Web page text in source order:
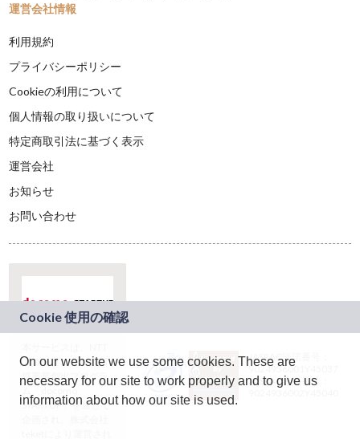
運営会社情報
利用規約
プライバシーポリシー
Cookieの利用について
個人情報の取り扱いについて
特定商取引法に基づく表示
運営会社
お知らせ
お問い合わせ
ドコモグループの新
規事業創出プログラ
ム「docomo
STARTUP」を通じて
JASRAC許諾番号：
9024936001Y45037
JASRAC許諾番号：
On our website we use some cookies. These are
necessary for our site to work properly and to give us
information about how our site is used.